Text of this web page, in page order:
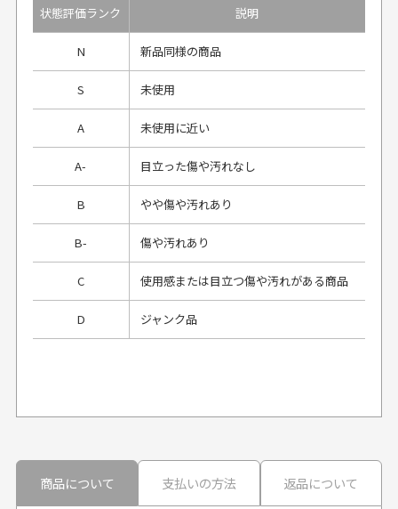
状態評価ランク 説明
N 新品同様の商品
S 未使用
A 未使用に近い
A- 目立った傷や汚れなし
B やや傷や汚れあり
B- 傷や汚れあり
C 使用感または目立つ傷や汚れがある商品
D ジャンク品
30代男性
商品について 支払いの方法 返品について